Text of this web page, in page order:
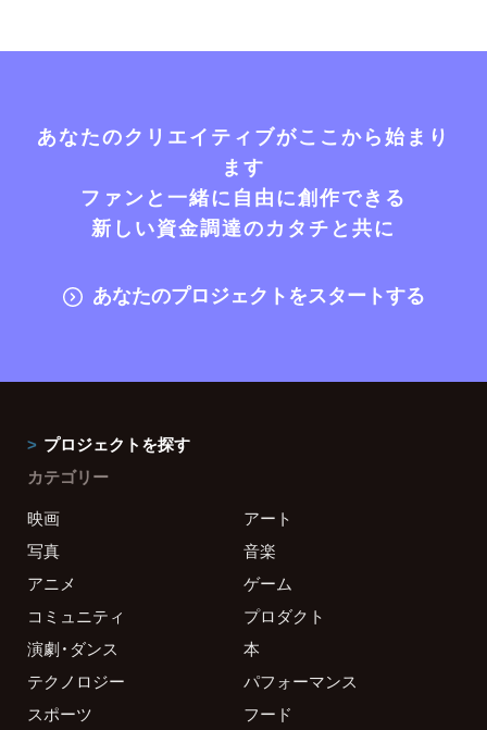
あなたのクリエイティブがここから始まり
ます
ファンと一緒に自由に創作できる
新しい資金調達のカタチと共に
あなたのプロジェクトをスタートする
プロジェクトを探す
カテゴリー
映画
アート
写真
音楽
アニメ
ゲーム
コミュニティ
プロダクト
演劇・ダンス
本
テクノロジー
パフォーマンス
スポーツ
フード